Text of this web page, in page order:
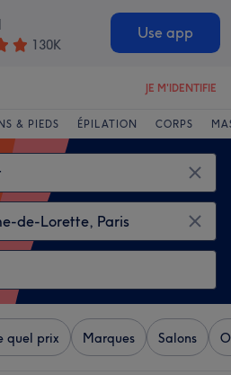
130K
Use app
JE M'IDENTIFIE
& PIEDS ÉPILATION CORPS
quel prix Marques Salons